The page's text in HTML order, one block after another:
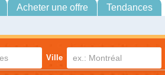
Acheter une offre Tendances
Ville